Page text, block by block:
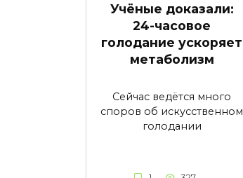
Учёные доказали:
24-часовое
голодание ускоряет
метаболизм
Сейчас ведётся много
споров об искусственном
голодании